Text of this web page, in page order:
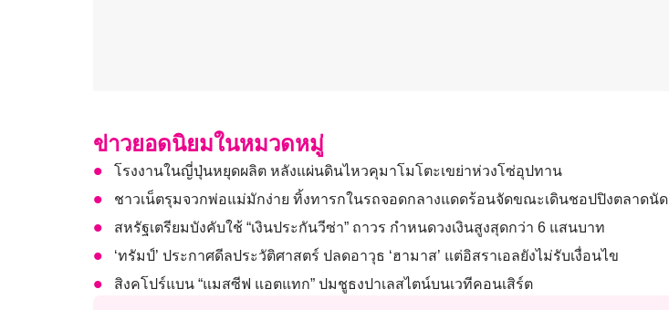
ข่าวยอดนิยมในหมวดหมู่
โรงงานในญี่ปุ่นหยุดผลิต หลังแผ่นดินไหวคุมาโมโตะเขย่าห่วงโซ่อุปทาน
ชาวเน็ตรุมจวกพ่อแม่มักง่าย ทิ้งทารกในรถจอดกลางแดดร้อนจัดขณะเดินชอปปิงตลาดนัด
สหรัฐเตรียมบังคับใช้ “เงินประกันวีซ่า” ถาวร กำหนดวงเงินสูงสุดกว่า 6 แสนบาท
‘ทรัมป์’ ประกาศดีลประวัติศาสตร์ ปลดอาวุธ ‘ฮามาส’ แต่อิสราเอลยังไม่รับเงื่อนไข
สิงคโปร์แบน “แมสซีฟ แอตแทก” ปมชูธงปาเลสไตน์บนเวทีคอนเสิร์ต